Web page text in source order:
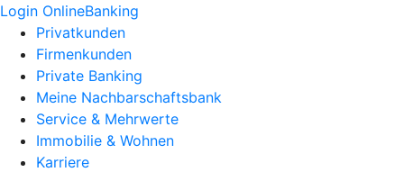
Login OnlineBanking
Privatkunden
Firmenkunden
Private Banking
Meine Nachbarschaftsbank
Service & Mehrwerte
Immobilie & Wohnen
Karriere